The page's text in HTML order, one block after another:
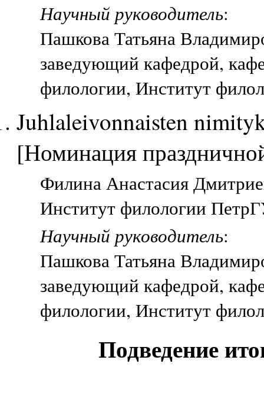
Научный руководитель:
Пашкова Татьяна
заведующий кафедрой,
филологии, Институт
Juhlaleivonnaisten
[Номинация
Филина Анастасия
Институт филологии
Научный руководитель:
Пашкова Татьяна
заведующий кафедрой,
филологии, Институт
Подведение